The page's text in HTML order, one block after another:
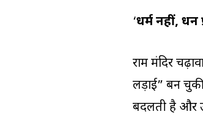
‘धर्म नहीं, धन
राम मंदिर
लड़ाई” बन
बदलती है और